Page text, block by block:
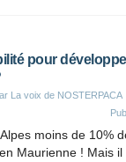
pour
La voix de NOSTERPACA
moins de 10%
Maurienne ! Mais